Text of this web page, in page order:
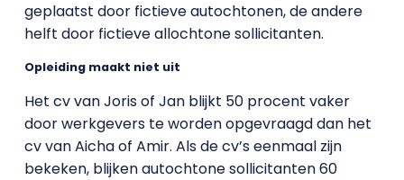
geplaatst door fictieve autochtonen, de andere
helft door fictieve allochtone sollicitanten.
Opleiding maakt niet uit
Het cv van Joris of Jan blijkt 50 procent vaker
door werkgevers te worden opgevraagd dan het
cv van Aicha of Amir. Als de cv’s eenmaal zijn
bekeken, blijken autochtone sollicitanten 60